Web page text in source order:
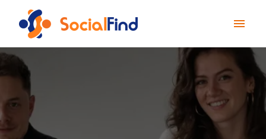
Overslaan
content
Homepagina